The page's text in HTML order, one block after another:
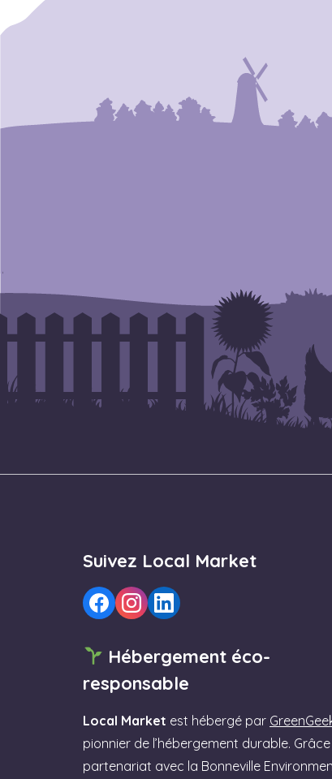
Suivez Local Market
Hébergement éco-
responsable
Local Market est hébergé par
pionnier de l’hébergement durable.
partenariat avec la Bonneville